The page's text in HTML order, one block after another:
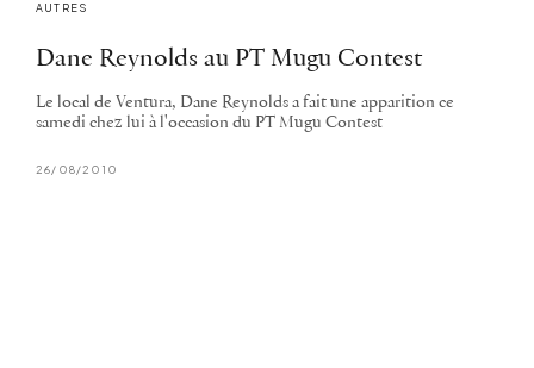
AUTRES
Dane Reynolds au PT Mugu Contest
Le local de Ventura, Dane Reynolds a fait une apparition ce
samedi chez lui à l'occasion du PT Mugu Contest
26/08/2010